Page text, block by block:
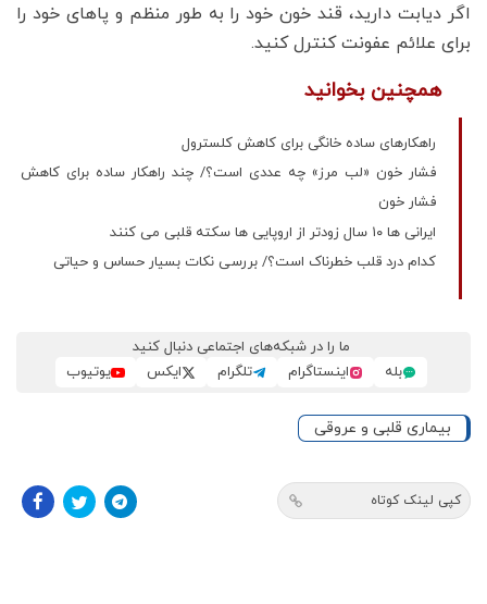
اگر دیابت دارید، قند خون خود را به طور منظم و پاهای خود را
برای علائم عفونت کنترل کنید.
همچنین بخوانید
راهکارهای ساده خانگی برای کاهش کلسترول
فشار خون «لب مرز» چه عددی است؟/ چند راهکار ساده برای کاهش
فشار خون
ایرانی ها ۱۰ سال زودتر از اروپایی ها سکته قلبی می کنند
کدام درد قلب خطرناک است؟/ بررسی نکات بسیار حساس و حیاتی
ما را در شبکه‌های اجتماعی دنبال کنید
بله
اینستاگرام تلگرام ایکس یوتیوب
بیماری قلبی و عروقی
کپی لینک کوتاه